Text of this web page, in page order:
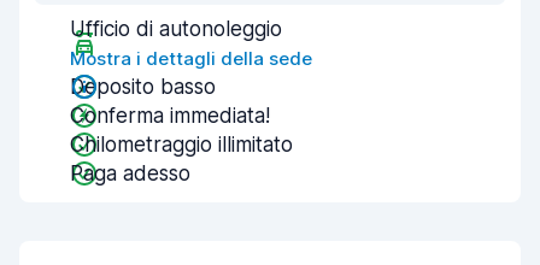
Ufficio di autonoleggio
Mostra i dettagli della sede
Deposito basso
Conferma immediata!
Chilometraggio illimitato
Paga adesso